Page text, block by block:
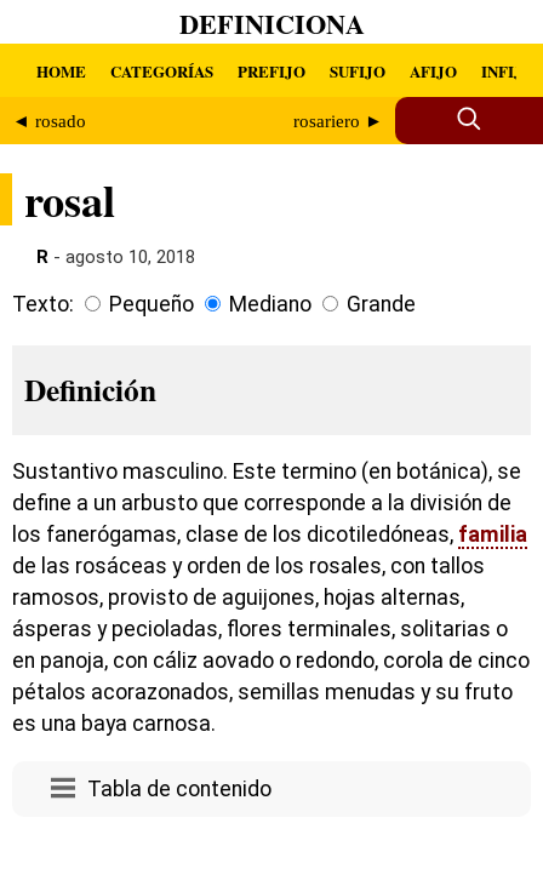
DEFINICIONA
HOME CATEGORÍAS PREFIJO SUFIJO AFIJO INFIJO
◄ rosado rosariero ►
rosal
R - agosto 10, 2018
Texto: Pequeño Mediano Grande
Definición
Sustantivo masculino. Este termino (en botánica), se
define a un arbusto que corresponde a la división de
los fanerógamas, clase de los dicotiledóneas, familia
de las rosáceas y orden de los rosales, con tallos
ramosos, provisto de aguijones, hojas alternas,
ásperas y pecioladas, flores terminales, solitarias o
en panoja, con cáliz aovado o redondo, corola de cinco
pétalos acorazonados, semillas menudas y su fruto
es una baya carnosa.
Tabla de contenido